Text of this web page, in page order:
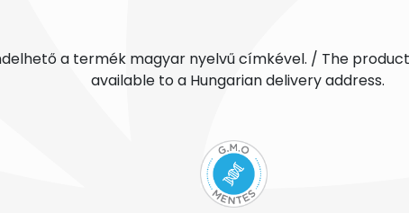
a termék magyar nyelvű címkével. / The
available to a Hungarian delivery address.